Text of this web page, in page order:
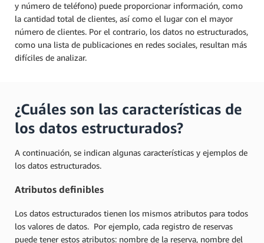
y número de teléfono) puede proporcionar información, como
la cantidad total de clientes, así como el lugar con el mayor
número de clientes. Por el contrario, los datos no estructurados,
como una lista de publicaciones en redes sociales, resultan más
difíciles de analizar.
¿Cuáles son las características de
los datos estructurados?
A continuación, se indican algunas características y ejemplos de
los datos estructurados.
Atributos definibles
Los datos estructurados tienen los mismos atributos para todos
los valores de datos. Por ejemplo, cada registro de reservas
puede tener estos atributos: nombre de la reserva, nombre del